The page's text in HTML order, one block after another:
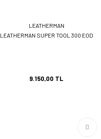
LEATHERMAN
LEATHERMAN SUPER TOOL 300 EOD
9.150,00 TL